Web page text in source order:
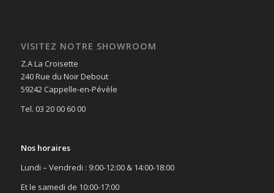
VISITEZ NOTRE SHOWROOM
Z.A La Croisette
240 Rue du Noir Debout
59242 Cappelle-en-Pévèle
Tel. 03 20 00 60 00
Nos horaires
Lundi – Vendredi : 9:00-12:00 & 14:00-18:00
Et le samedi de 10:00-17:00